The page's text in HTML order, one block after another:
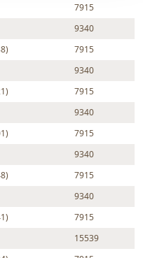
7915
9340
7915
9340
7915
9340
7915
9340
7915
9340
7915
15539